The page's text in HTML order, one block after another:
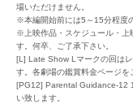
場いただけません。
※本編開始前には5～15分程度
※上映作品・スケジュール・上
す。何卒、ご了承下さい。
[L] Late Show Lマークの回は
す。各劇場の鑑賞料金ページを
[PG12] Parental Guidance-12
い致します。